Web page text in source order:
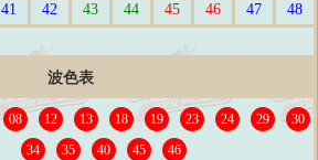
41 42 43 44 45 46 47
48
波色表
08 12 13 18 19 23 24 29
30
34
35 40 45 46